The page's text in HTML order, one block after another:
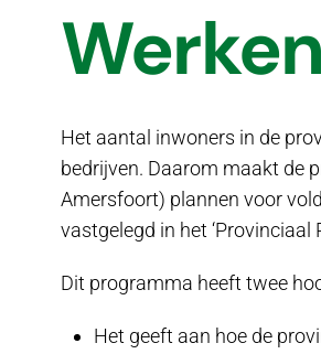
Werken
Het aantal inwoners in de
bedrijven. Daarom maakt de
Amersfoort) plannen voor
vastgelegd in het ‘Provinciaal
Dit programma heeft twee
Het geeft aan hoe de